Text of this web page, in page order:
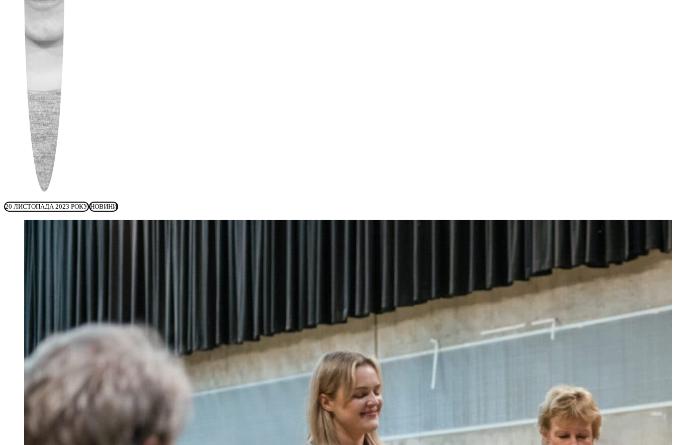
20 ЛИСТОПАДА 2023 РОКУ НОВИНИ